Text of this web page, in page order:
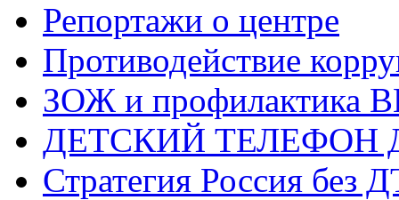
Репортажи о центре
Противодействие
ЗОЖ и профилактика
ДЕТСКИЙ ТЕЛЕФОН
Стратегия Россия без